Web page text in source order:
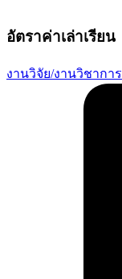
อัตราค่าเล่าเรียน
งานวิจัย/งานวิชาการ